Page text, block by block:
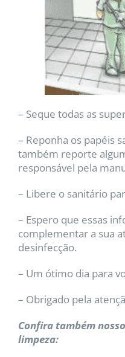
– Seque todas as
– Reponha os papéis
também reporte
responsável pela
– Libere o sanitário
– Espero que essas
complementar a sua
desinfecção.
– Um ótimo dia para
– Obrigado pela
Confira também
limpeza: